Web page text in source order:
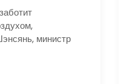
министр